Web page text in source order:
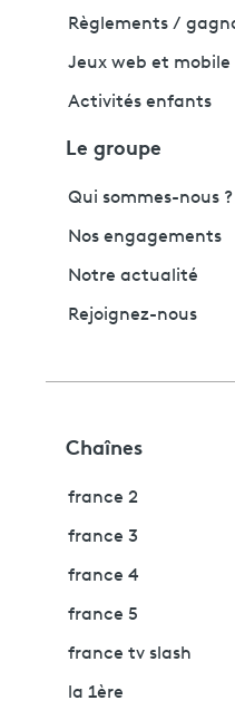
Règlements /
Jeux web et mobile
Activités enfants
Le groupe
Qui sommes-nous ?
Nos engagements
Notre actualité
Rejoignez-nous
Chaînes
france 2
france 3
france 4
france 5
france tv slash
la 1ère